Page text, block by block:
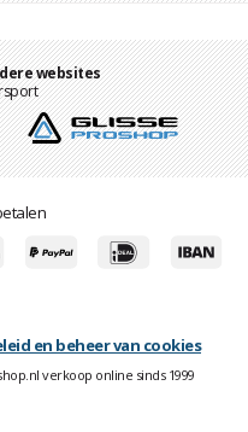
websites
en beheer van cookies
verkoop online sinds 1999